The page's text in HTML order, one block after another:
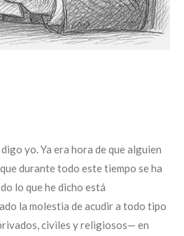
yo. Ya era hora de que alguien
durante todo este tiempo se ha
lo que he dicho está
la molestia de acudir a todo tipo
civiles y religiosos— en